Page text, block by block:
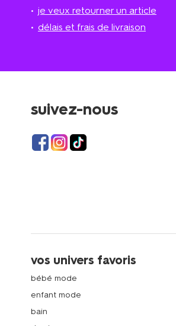
je veux retourner un article
délais et frais de livraison
suivez-nous
vos univers favoris
bébé mode
enfant mode
bain